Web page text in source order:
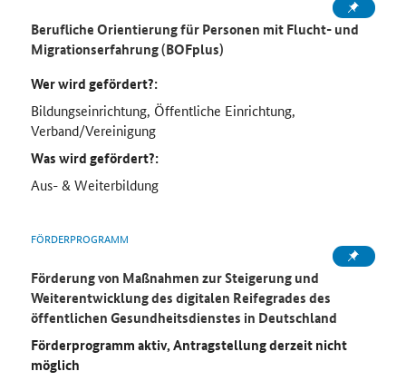
Berufliche Orientierung für Personen mit Flucht- und
Migrationserfahrung (BOFplus)
Wer wird gefördert?:
Bildungseinrichtung, Öffentliche Einrichtung,
Verband/Vereinigung
Was wird gefördert?:
Aus- & Weiterbildung
FÖRDERPROGRAMM
Förderung von Maßnahmen zur Steigerung und
Weiterentwicklung des digitalen Reifegrades des
öffentlichen Gesundheitsdienstes in Deutschland
Förderprogramm aktiv, Antragstellung derzeit nicht
möglich